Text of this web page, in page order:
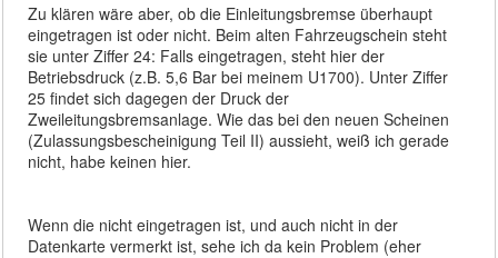
Zu klären wäre aber, ob die Einleitungsbremse überhaupt
eingetragen ist oder nicht. Beim alten Fahrzeugschein steht
sie unter Ziffer 24: Falls eingetragen, steht hier der
Betriebsdruck (z.B. 5,6 Bar bei meinem U1700). Unter Ziffer
25 findet sich dagegen der Druck der
Zweileitungsbremsanlage. Wie das bei den neuen Scheinen
(Zulassungsbescheinigung Teil II) aussieht, weiß ich gerade
nicht, habe keinen hier.
Wenn die nicht eingetragen ist, und auch nicht in der
Datenkarte vermerkt ist, sehe ich da kein Problem (eher